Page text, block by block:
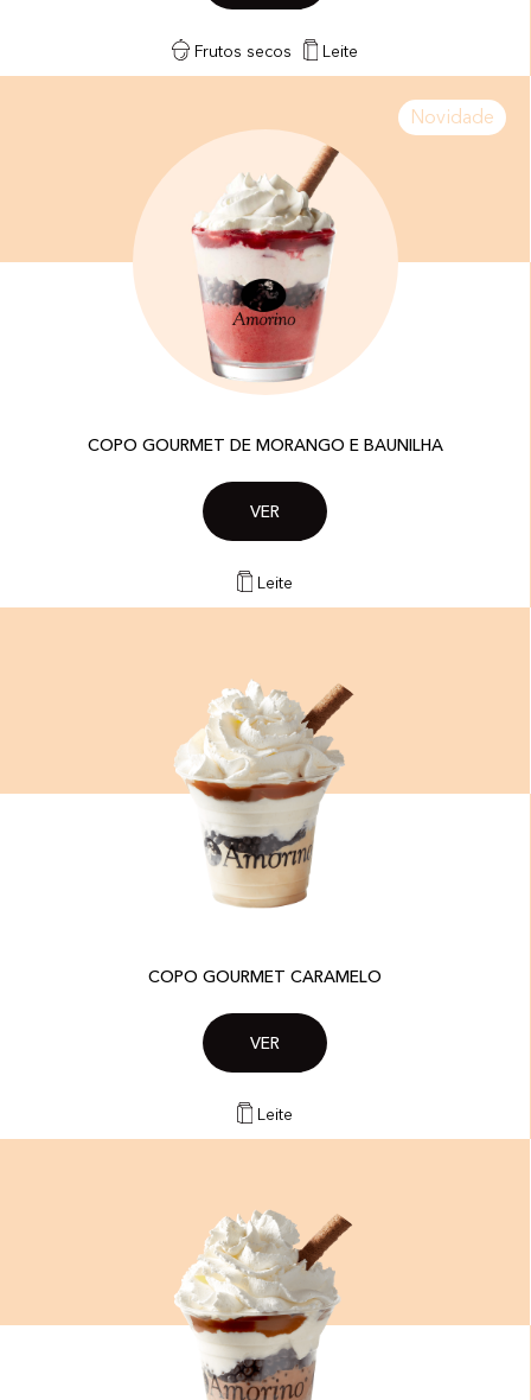
Frutos secos Leite
Novidade
COPO GOURMET DE MORANGO E BAUNILHA
VER
Leite
COPO GOURMET CARAMELO
VER
Leite